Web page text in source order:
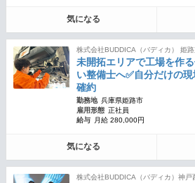
気になる
株式会社BUDDICA（バディカ） 姫路
未開拓エリアで工場を作
い整備士へ✅自分だけの
確約
勤務地 兵庫県姫路市
雇用形態 正社員
給与
月給 280,000円
気になる
株式会社BUDDICA（バディカ）神戸